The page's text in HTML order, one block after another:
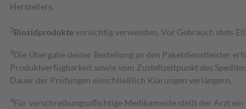
Herstellers.
2Biozidproduktevorsichtig verwenden. Vor Gebrauch stets
3Die Übergabe deiner Bestellung an den Paketdienstleister
Produktverfügbarkeit sowie vom Zustellzeitpunkt des
Dauer der Prüfungen einschließlich Klärungen verlängern.
4Für verschreibungspflichtige Medikamente stellt der Arzt